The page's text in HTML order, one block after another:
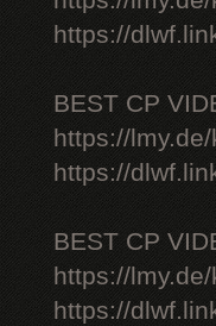
https://
BEST CP
https://
https://
BEST CP
https://
https://